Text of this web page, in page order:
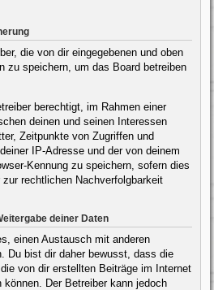
die von dir eingegebenen und oben
zu speichern, um das Board betreiben
berechtigt, im Rahmen einer
deinen und seinen Interessen
Zeitpunkte von Zugriffen und
IP-Adresse und der von deinem
Kennung zu speichern, sofern dies
rechtlichen Nachverfolgbarkeit
deiner Daten
einen Austausch mit anderen
Du bist dir daher bewusst, dass die
von dir erstellten Beiträge im Internet
Der Betreiber kann jedoch